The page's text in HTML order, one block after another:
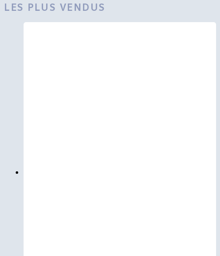
LES PLUS VENDUS